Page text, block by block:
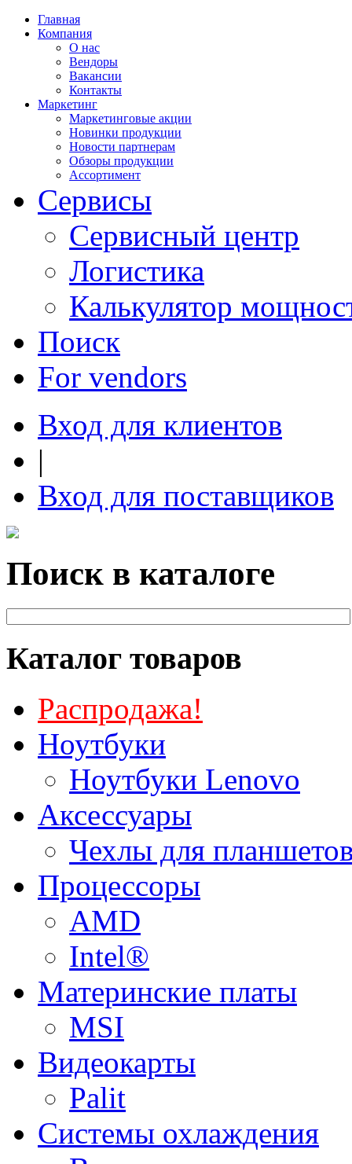
Главная
Компания
О нас
Вендоры
Вакансии
Контакты
Маркетинг
Маркетинговые акции
Новинки продукции
Новости партнерам
Обзоры продукции
Ассортимент
Сервисы
Сервисный центр
Логистика
Калькулятор
Поиск
For vendors
Вход для клиентов
|
Вход для поставщиков
Поиск в каталоге
Каталог товаров
Распродажа!
Ноутбуки
Ноутбуки Lenovo
Аксессуары
Чехлы для
Процессоры
AMD
Intel®
Материнские платы
MSI
Видеокарты
Palit
Системы охлаждения